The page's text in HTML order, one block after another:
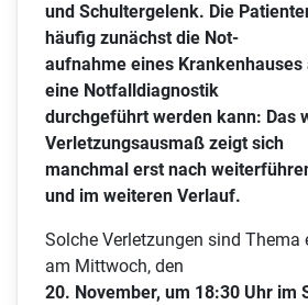
und Schultergelenk. Die
häufig zunächst die Not-
aufnahme eines
eine Notfalldiagnostik
durchgeführt werden kann: Das
Verletzungsausmaß zeigt sich
manchmal erst nach
und im weiteren Verlauf.
Solche Verletzungen sind Thema
am Mittwoch, den
20. November, um 18:30 Uhr im